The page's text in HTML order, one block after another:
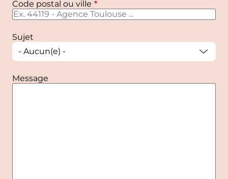
Code postal ou ville
Sujet
Message